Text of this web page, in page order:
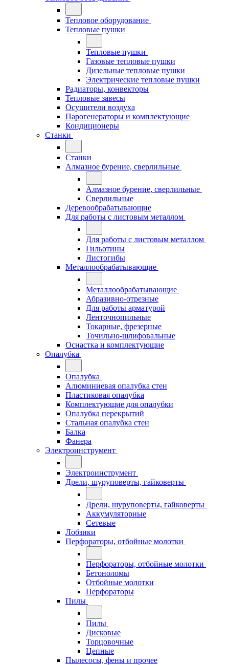
Тепловое оборудование
Тепловые пушки
Тепловые пушки
Газовые тепловые пушки
Дизельные тепловые пушки
Электрические тепловые пушки
Радиаторы, конвекторы
Тепловые завесы
Осушители воздуха
Парогенераторы и комплектующие
Кондиционеры
Станки
Станки
Алмазное бурение, сверлильные
Алмазное бурение, сверлильные
Сверлильные
Деревообрабатывающие
Для работы с листовым металлом
Для работы с листовым металлом
Гильотины
Листогибы
Металлообрабатывающие
Металлообрабатывающие
Абразивно-отрезные
Для работы арматурой
Ленточнопильные
Токарные, фрезерные
Точильно-шлифовальные
Оснастка и комплектующие
Опалубка
Опалубка
Алюминиевая опалубка стен
Пластиковая опалубка
Комплектующие для опалубки
Опалубка перекрытий
Стальная опалубка стен
Балка
Фанера
Электроинструмент
Электроинструмент
Дрели, шуруповерты, гайковерты
Дрели, шуруповерты, гайковерты
Аккумуляторные
Сетевые
Лобзики
Перфораторы, отбойные молотки
Перфораторы, отбойные молотки
Бетоноломы
Отбойные молотки
Перфораторы
Пилы
Пилы
Дисковые
Торцовочные
Цепные
Пылесосы, фены и прочее